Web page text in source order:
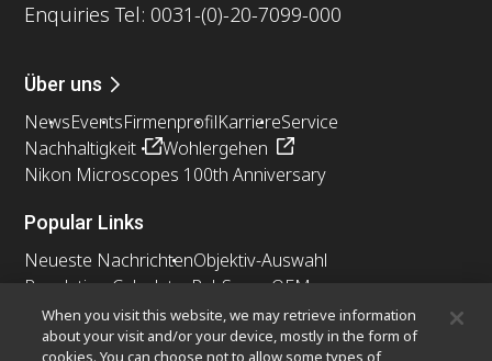
Enquiries Tel: 0031-(0)-20-7099-000
Über uns
NewsEventsFirmenprofilKarriereService
Nachhaltigkeit
Wohlergehen
Nikon Microscopes 100th Anniversary
Popular Links
Neueste NachrichtenObjektiv-Auswahl
Resolution Calculator PubScope OEM
Nikon Small World
MicroscopyU
When you visit this website, we may retrieve information
about your visit and/or your device, mostly in the form of
cookies. You can choose not to allow some types of